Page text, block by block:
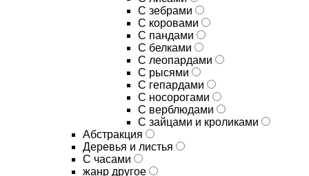
С зебрами
С коровами
С пандами
С белками
С леопардами
С рысями
С гепардами
С носорогами
С верблюдами
С зайцами и кроликами
Абстракция
Деревья и листья
С часами
жанр другое